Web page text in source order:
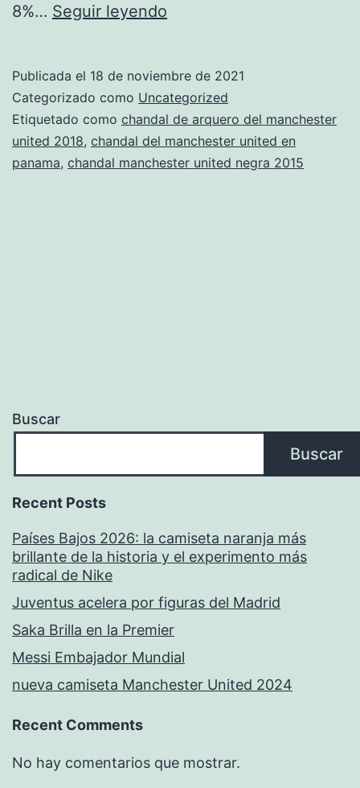
8%… Seguir leyendo
plaza
del
sol
Publicada el 18 de noviembre de 2021
Categorizado como Uncategorized
Etiquetado como chandal de arquero del manchester
united 2018, chandal del manchester united en
panama, chandal manchester united negra 2015
Buscar
Buscar
Recent Posts
Países Bajos 2026: la camiseta naranja más
brillante de la historia y el experimento más
radical de Nike
Juventus acelera por figuras del Madrid
Saka Brilla en la Premier
Messi Embajador Mundial
nueva camiseta Manchester United 2024
Recent Comments
No hay comentarios que mostrar.